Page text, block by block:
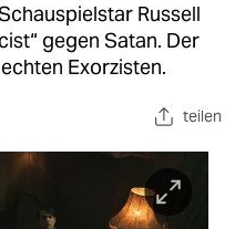
Russell
gegen Satan. Der
Exorzisten.
teilen